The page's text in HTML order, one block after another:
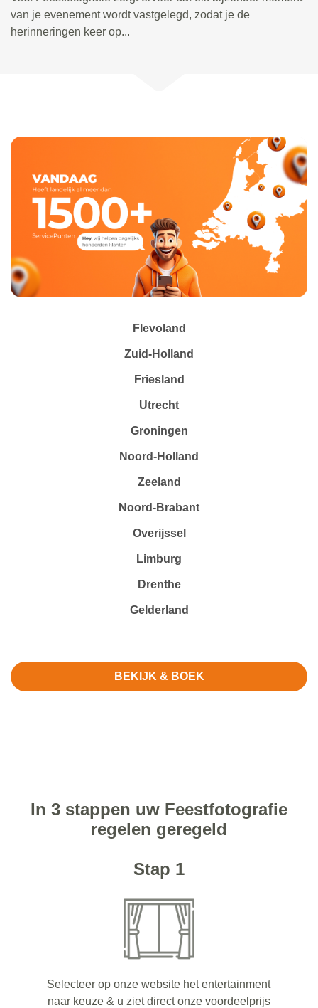
van je evenement wordt vastgelegd, zodat je de
herinneringen keer op...
Flevoland
Zuid-Holland
Friesland
Utrecht
Groningen
Noord-Holland
Zeeland
Noord-Brabant
Overijssel
Limburg
Drenthe
Gelderland
BEKIJK & BOEK
In 3 stappen uw Feestfotografie
regelen geregeld
Stap 1
Selecteer op onze website het entertainment
naar keuze & u ziet direct onze voordeelprijs